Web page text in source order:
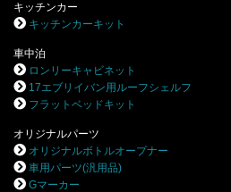
キッチンカー
キッチンカーキット
車中泊
ロンリーキャビネット
17エブリイバン用ルーフシェルフ
フラットベッドキット
オリジナルパーツ
オリジナルボトルオープナー
車用パーツ(汎用品)
Gマーカー